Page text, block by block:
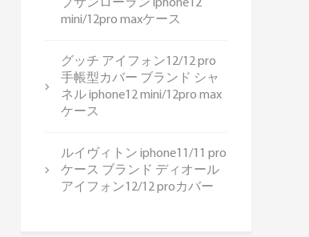
ブサンローラン iphone12
mini/12pro maxケース
グッチ アイフォン12/12 pro
手帳型カバー ブランド シャ
ネル iphone12 mini/12pro max
ケース
ルイヴィトン iphone11/11 pro
ケース ブランド ディオール
アイフォン12/12 proカバー